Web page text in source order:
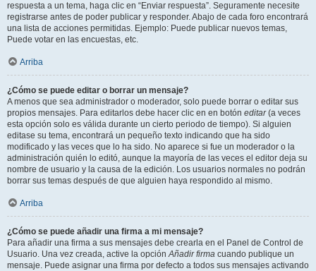
respuesta a un tema, haga clic en “Enviar respuesta”. Seguramente necesite
registrarse antes de poder publicar y responder. Abajo de cada foro encontrará
una lista de acciones permitidas. Ejemplo: Puede publicar nuevos temas,
Puede votar en las encuestas, etc.
Arriba
¿Cómo se puede editar o borrar un mensaje?
A menos que sea administrador o moderador, solo puede borrar o editar sus
propios mensajes. Para editarlos debe hacer clic en en botón editar(a veces
esta opción solo es válida durante un cierto periodo de tiempo). Si alguien
editase su tema, encontrará un pequeño texto indicando que ha sido
modificado y las veces que lo ha sido. No aparece si fue un moderador o la
administración quién lo editó, aunque la mayoría de las veces el editor deja su
nombre de usuario y la causa de la edición. Los usuarios normales no podrán
borrar sus temas después de que alguien haya respondido al mismo.
Arriba
¿Cómo se puede añadir una firma a mi mensaje?
Para añadir una firma a sus mensajes debe crearla en el Panel de Control de
Usuario. Una vez creada, active la opciónAñadir firma cuando publique un
mensaje. Puede asignar una firma por defecto a todos sus mensajes activando